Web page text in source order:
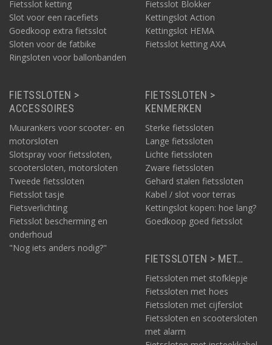
Fietsslot ketting
Slot voor een racefiets
Goedkoop extra fietsslot
Sloten voor de fatbike
Ringsloten voor ballonbanden
Fietsslot Blokker
Kettingslot Action
Kettingslot HEMA
Fietsslot ketting AXA
FIETSSLOTEN >
ACCESSOIRES
Muurankers voor scooter- en
motorsloten
Slotspray voor fietssloten,
scootersloten, motorsloten
Tweede fietssloten
Fietsslot tasje
Fietsverlichting
Fietsslot bescherming en
onderhoud
"Nog iets anders nodig?"
FIETSSLOTEN >
KENMERKEN
Sterke fietssloten
Lange fietssloten
Lichte fietssloten
Zware fietssloten
Gehard stalen fietssloten
Kabel / slot voor terras
Kettingslot kopen: hoe lang?
Goedkoop goed fietsslot
FIETSSLOTEN > MET…
Fietssloten met stofklepje
Fietssloten met hoes
Fietssloten met cijferslot
Fietssloten en scootersloten
met alarm